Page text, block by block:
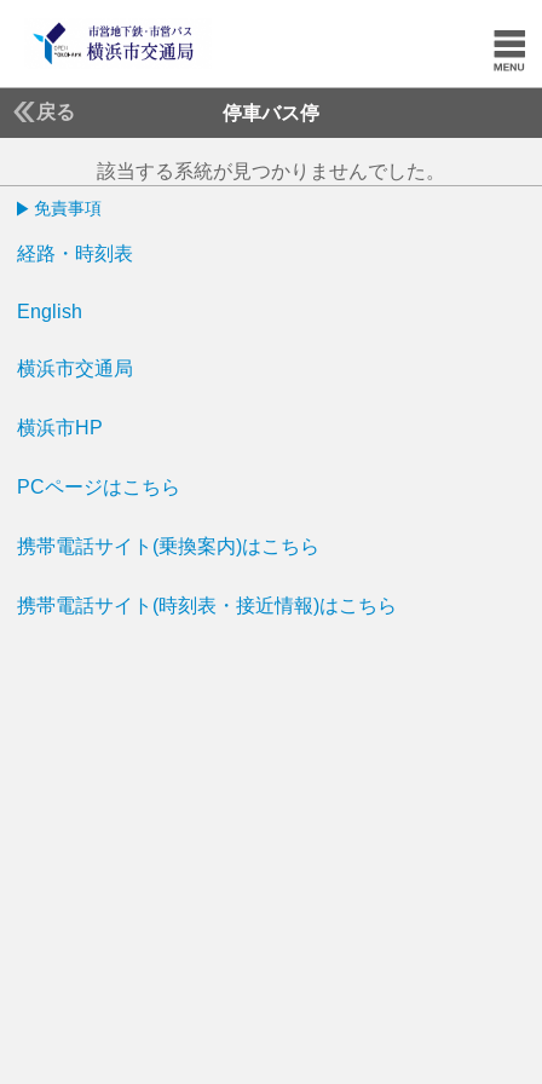
戻る 停車バス停
該当する系統が見つかりませんでした。
免責事項
経路・時刻表
English
横浜市交通局
横浜市HP
PCページはこちら
携帯電話サイト(乗換案内)はこちら
携帯電話サイト(時刻表・接近情報)はこちら